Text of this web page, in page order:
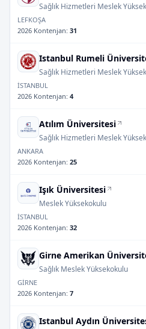
Sağlık Hizmetleri Meslek
LEFKOŞA
2026 Kontenjan: 31
Istanbul Rumeli
Sağlık Hizmetleri Meslek
İSTANBUL
2026 Kontenjan: 4
Atılım Üniversitesi
Sağlık Hizmetleri Meslek
ANKARA
2026 Kontenjan: 25
Işık Üniversitesi
Meslek Yüksekokulu
İSTANBUL
2026 Kontenjan: 32
Girne Amerikan
Sağlık Meslek Yüksekokulu
GİRNE
2026 Kontenjan: 7
Istanbul Aydın